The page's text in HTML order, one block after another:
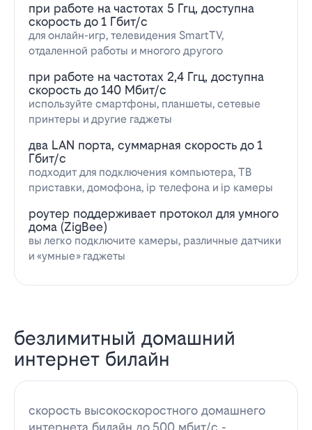
при работе на частотах 5 Ггц, доступна
скорость до 1 Гбит/с
для онлайн-игр, телевидения SmartTV,
отдаленной работы и многого другого
при работе на частотах 2,4 Ггц, доступна
скорость до 140 Мбит/с
используйте смартфоны, планшеты, сетевые
принтеры и другие гаджеты
два LAN порта, суммарная скорость до 1
Гбит/с
подходит для подключения компьютера, ТВ
приставки, домофона, ip телефона и ip камеры
роутер поддерживает протокол для умного
дома (ZigBee)
вы легко подключите камеры, различные датчики
и «умные» гаджеты
безлимитный домашний
интернет билайн
скорость высокоскоростного домашнего
интернета билайн до 500 мбит/с -